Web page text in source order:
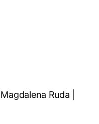
Ruda |